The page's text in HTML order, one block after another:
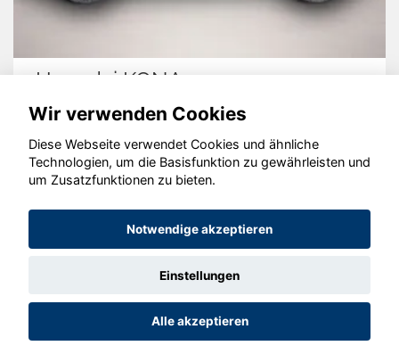
Hyundai KONA
© konjunkturmotor.de GmbH 2020 - 2026
Wir verwenden Cookies
Diese Webseite verwendet Cookies und ähnliche
Technologien, um die Basisfunktion zu gewährleisten und
um Zusatzfunktionen zu bieten.
Notwendige akzeptieren
Einstellungen
Alle akzeptieren